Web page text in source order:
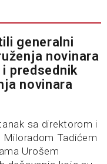
generalni
novinara
predsednik
novinara
sa direktorom i
Miloradom Tadićem
Urošem